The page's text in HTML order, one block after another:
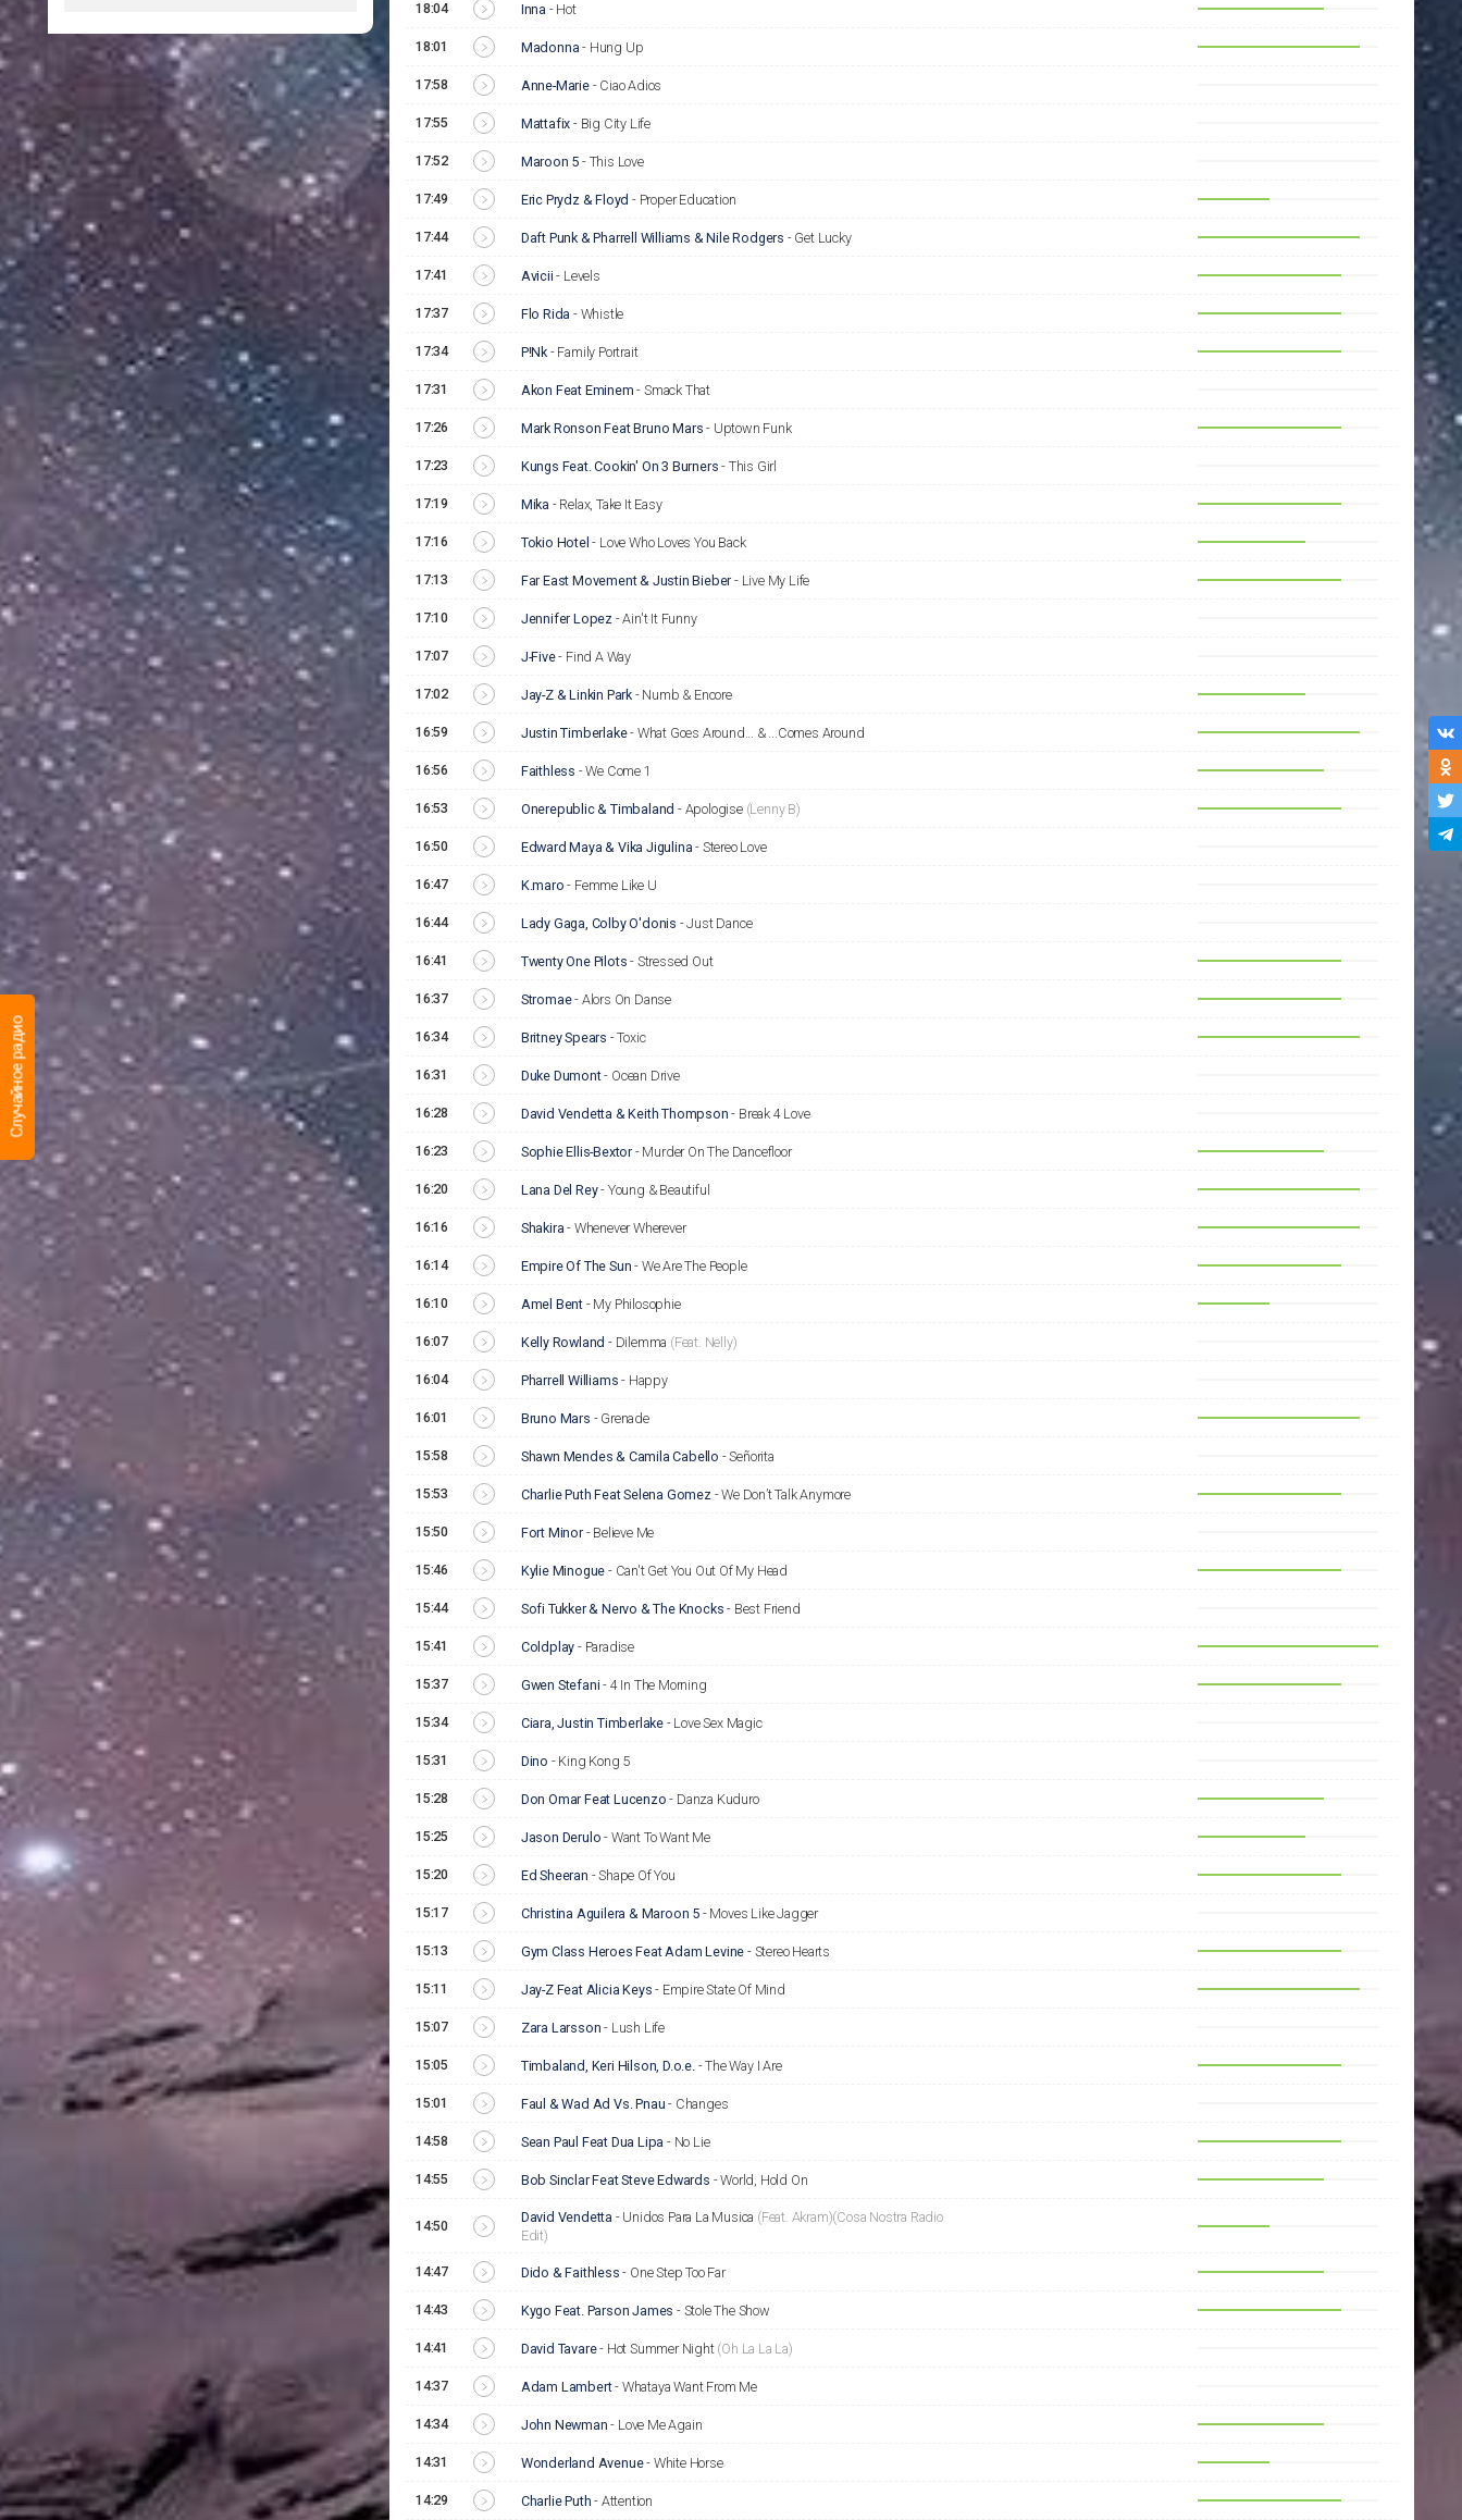
Случайное радио
18:04 Inna - Hot
18:01 Madonna - Hung Up
17:58 Anne-Marie- Ciao Adios
17:55 Mattafix - Big City Life
17:52 Maroon 5 - This Love
17:49 Eric Prydz & Floyd - Proper Education
17:44 Daft Punk & Pharrell Williams & Nile Rodgers - Get Lucky
17:41 Avicii - Levels
17:37 Flo Rida - Whistle
17:34 P!Nk- Family Portrait
17:31 Akon Feat Eminem - Smack That
17:26 Mark Ronson Feat Bruno Mars - Uptown Funk
17:23 Kungs Feat. Cookin' On 3 Burners - This Girl
17:19 Mika - Relax, Take It Easy
17:16 Tokio Hotel - Love Who Loves You Back
17:13 Far East Movement & Justin Bieber - Live My Life
17:10 Jennifer Lopez-Ain't It Funny
17:07 J-Five- Find A Way
17:02 Jay-Z & Linkin Park- Numb & Encore
16:59 Justin Timberlake- What Goes Around... & ...Comes Around
16:56 Faithless -We Come 1
16:53 Onerepublic & Timbaland - Apologise (Lenny B)
16:50 Edward Maya & Vika Jigulina - Stereo Love
16:47 K.maro - Femme Like U
16:44 Lady Gaga, Colby O'donis -Just Dance
16:41 Twenty One Pilots - Stressed Out
16:37 Stromae- Alors On Danse
16:34 Britney Spears -Toxic
16:31 Duke Dumont- Ocean Drive
16:28 David Vendetta & Keith Thompson - Break 4 Love
16:23 Sophie Ellis-Bextor- Murder On The Dancefloor
16:20 Lana Del Rey- Young & Beautiful
16:16 Shakira - Whenever Wherever
16:14 Empire Of The Sun - We Are The People
16:10 Amel Bent- My Philosophie
16:07 Kelly Rowland - Dilemma (Feat. Nelly)
16:04 Pharrell Williams - Happy
16:01 Bruno Mars - Grenade
15:58 Shawn Mendes & Camila Cabello -Señorita
15:53 Charlie Puth Feat Selena Gomez-We Don’t Talk Anymore
15:50 Fort Minor- Believe Me
15:46 Kylie Minogue - Can't Get You Out Of My Head
15:44 Sofi Tukker & Nervo & The Knocks - Best Friend
15:41 Coldplay - Paradise
15:37 Gwen Stefani - 4 In The Morning
15:34 Ciara, Justin Timberlake- Love Sex Magic
15:31 Dino - King Kong 5
15:28 Don Omar Feat Lucenzo - Danza Kuduro
15:25 Jason Derulo - Want To Want Me
15:20 Ed Sheeran -Shape Of You
15:17 Christina Aguilera & Maroon 5- Moves Like Jagger
15:13 Gym Class Heroes Feat Adam Levine - Stereo Hearts
15:11 Jay-Z Feat Alicia Keys - Empire State Of Mind
15:07 Zara Larsson - Lush Life
15:05 Timbaland, Keri Hilson, D.o.e.-The Way I Are
15:01 Faul & Wad Ad Vs. Pnau - Changes
14:58 Sean Paul Feat Dua Lipa - No Lie
14:55 Bob Sinclar Feat Steve Edwards -World, Hold On
14:50 David Vendetta - Unidos Para La Musica (Feat. Akram)(Cosa Nostra Radio
Edit)
14:47 Dido & Faithless - One Step Too Far
14:43 Kygo Feat. Parson James - Stole The Show
14:41 David Tavare- Hot Summer Night (Oh La La La)
14:37 Adam Lambert- Whataya Want From Me
14:34 John Newman - Love Me Again
14:31 Wonderland Avenue- White Horse
14:29 Charlie Puth - Attention